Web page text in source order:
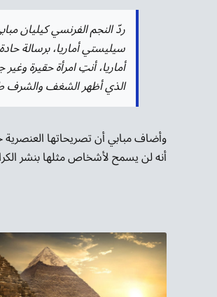
ردّ النجم الفرنسي كيليان
سيليستي أماريا، برسالة
أماريا، أنتِ امرأة حقيرة
الذي أظهر الشغف والشرف
وأضاف مبابي أن تصريحاتها
أنه لن يسمح لأشخاص مثلها بنشر